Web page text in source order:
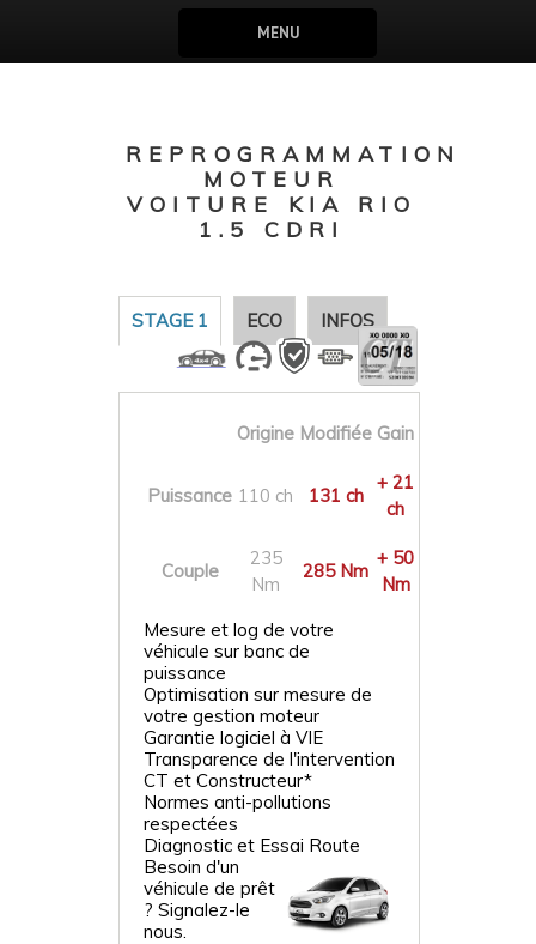
MENU
REPROGRAMMATION
MOTEUR
VOITURE KIA RIO
1.5 CDRI
STAGE 1 ECO INFOS
Origine Modifiée Gain
Puissance 110 ch 131 ch
+ 21
ch
Couple
235
Nm
285 Nm
+ 50
Nm
Mesure et log de votre
véhicule sur banc de
puissance
Optimisation sur mesure de
votre gestion moteur
Garantie logiciel à VIE
Transparence de l'intervention
CT et Constructeur*
Normes anti-pollutions
respectées
Diagnostic et Essai Route
Besoin d'un
véhicule de prêt
? Signalez-le
nous.